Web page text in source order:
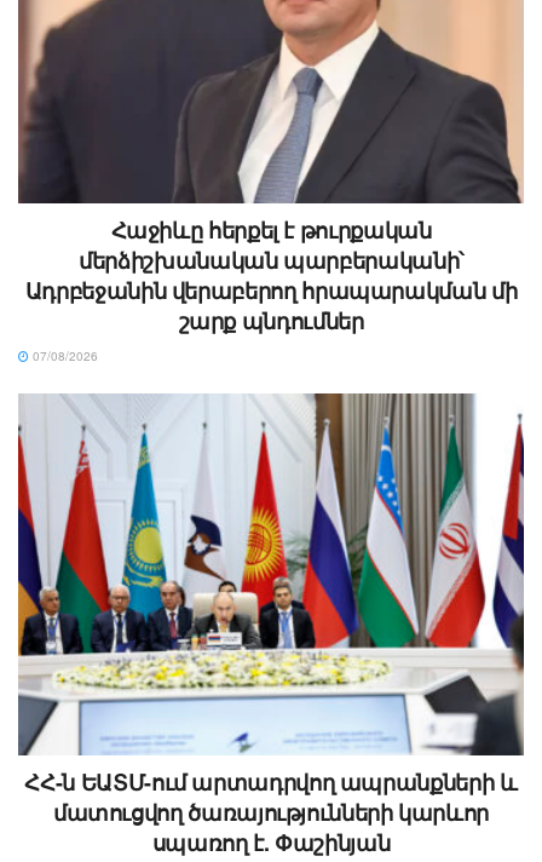
Հաջիևը հերքել է թուրքական
մերձիշխանական պարբերականի՝
Ադրբեջանին վերաբերող հրապարակման մի
շարք պնդումներ
07/08/2026
ՀՀ-ն ԵԱՏՄ-ում արտադրվող ապրանքների և
մատուցվող ծառայությունների կարևոր
սպառող է. Փաշինյան